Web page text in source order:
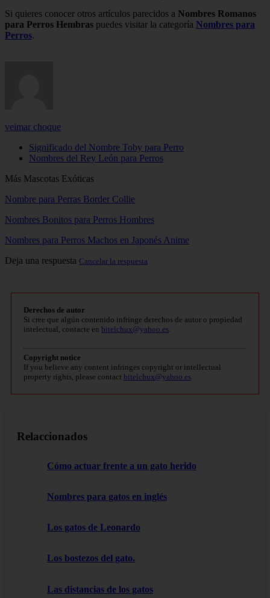
Si quieres conocer otros artículos parecidos a Nombres Romanos
para Perros Hembras puedes visitar la categoría Nombres para
Perros.
veimar choque
Significado del Nombre Toby para Perro
Nombres del Rey León para Perros
Más Mascotas Exóticas
Nombre para Perras Border Collie
Nombres Bonitos para Perros Hombres
Nombres para Perros Machos en Japonés Anime
Deja una respuesta Cancelar la respuesta
Derechos de autor
Si cree que algún contenido infringe derechos de autor o propiedad
intelectual, contacte en bitelchux@yahoo.es.
Copyright notice
If you believe any content infringes copyright or intellectual
property rights, please contact bitelchux@yahoo.es.
Relaccionados
Cómo actuar frente a un gato herido
Nombres para gatos en inglés
Los gatos de Leonardo
Los bostezos del gato.
Las distancias de los gatos